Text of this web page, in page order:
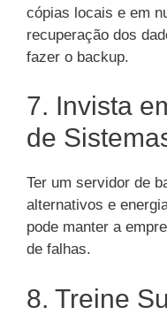
cópias locais e em
recuperação dos
fazer o backup.
7. Invista
de
Ter um servidor de
alternativos e
pode manter a
de falhas.
8. Treine